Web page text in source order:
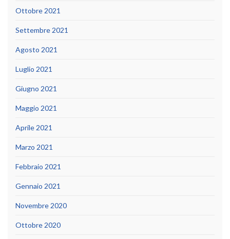
Ottobre 2021
Settembre 2021
Agosto 2021
Luglio 2021
Giugno 2021
Maggio 2021
Aprile 2021
Marzo 2021
Febbraio 2021
Gennaio 2021
Novembre 2020
Ottobre 2020